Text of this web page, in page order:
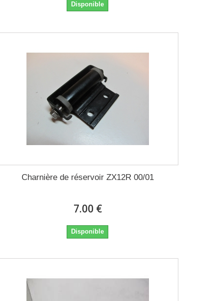
Disponible
Charnière de réservoir ZX12R 00/01
7.00 €
Disponible